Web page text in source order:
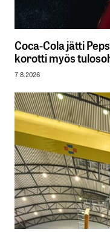
Coca-Cola jätti
korotti myös
7.8.2026